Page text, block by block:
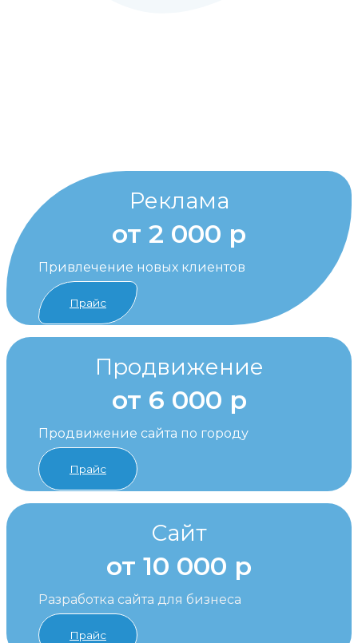
Реклама
от 2 000 р
Привлечение новых клиентов
Прайс
Продвижение
от 6 000 р
Продвижение сайта по городу
Прайс
Сайт
от 10 000 р
Разработка сайта для бизнеса
Прайс